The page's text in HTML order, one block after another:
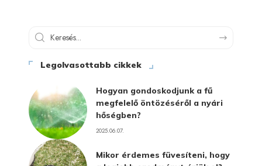
Legolvasottabb cikkek
Hogyan gondoskodjunk a fű
megfelelő öntözéséről a nyári
hőségben?
2025.06.07.
Mikor érdemes füvesíteni, hogy